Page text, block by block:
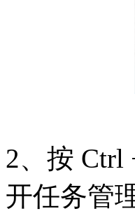
2、按 Ctrl
开任务管